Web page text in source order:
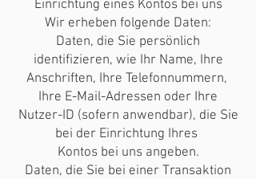
Einrichtung eines Kontos bei uns
Wir erheben folgende Daten:
Daten, die Sie persönlich
identifizieren, wie Ihr Name, Ihre
Anschriften, Ihre Telefonnummern,
Ihre E-Mail-Adressen oder Ihre
Nutzer-ID (sofern anwendbar), die Sie
bei der Einrichtung Ihres
Kontos bei uns angeben.
Daten, die Sie bei einer Transaktion